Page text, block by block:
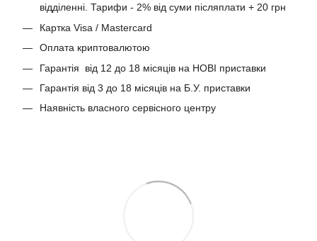
відділенні. Тарифи - 2% від суми післяплати + 20 грн
Картка Visa / Mastercard
Оплата криптовалютою
Гарантія від 12 до 18 місяців на НОВІ приставки
Гарантія від 3 до 18 місяців на Б.У. приставки
Наявність власного сервісного центру